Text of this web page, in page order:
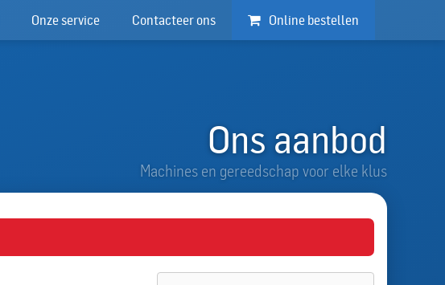
Onze service Contacteer ons Online bestellen
Ons aanbod
Machines en gereedschap voor elke klus